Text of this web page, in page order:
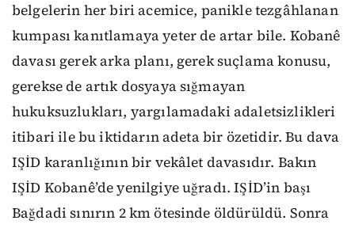
belgelerin her biri acemice, panikle tezgâhlanan
kumpası kanıtlamaya yeter de artar bile. Kobanê
davası gerek arka planı, gerek suçlama konusu,
gerekse de artık dosyaya sığmayan
hukuksuzlukları, yargılamadaki adaletsizlikleri
itibari ile bu iktidarın adeta bir özetidir. Bu dava
IŞİD karanlığının bir vekâlet davasıdır. Bakın
IŞİD Kobanê’de yenilgiye uğradı. IŞİD’in başı
Bağdadi sınırın 2 km ötesinde öldürüldü. Sonra